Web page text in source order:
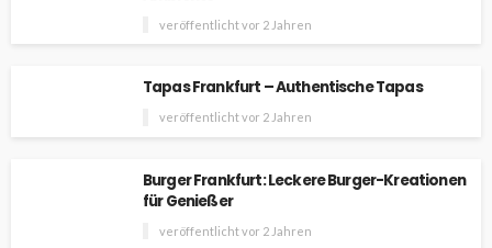
veröffentlicht vor 2 Jahren
Tapas Frankfurt – Authentische Tapas
veröffentlicht vor 2 Jahren
Burger Frankfurt: Leckere Burger-Kreationen
für Genießer
veröffentlicht vor 2 Jahren